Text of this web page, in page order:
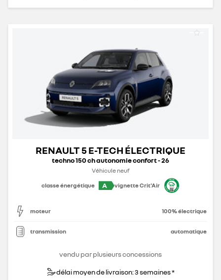
RENAULT 5 E-TECH ÉLECTRIQUE
techno 150 ch autonomie confort - 26
Véhicule neuf
classe énergétique
A vignette Crit'Air
moteur 100% électrique
transmission automatique
vendu par plusieurs concessions
délai moyen de livraison: 3 semaines *